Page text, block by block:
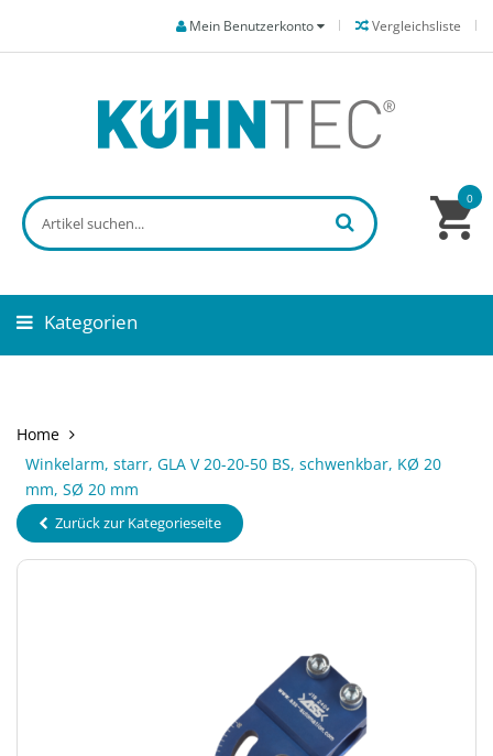
Vergleichsliste
Mein Benutzerkonto
0
Kategorien
Home
Winkelarm, starr, GLA V 20-20-50 BS, schwenkbar, KØ 20
mm, SØ 20 mm
Zurück zur Kategorieseite